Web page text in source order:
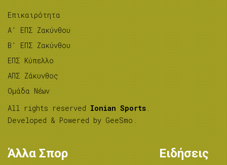
Επικαιρότητα
A’ ΕΠΣ Ζακύνθου
B’ ΕΠΣ Ζακύνθου
ΕΠΣ Κύπελλο
ΑΠΣ Ζάκυνθος
Ομάδα Νέων
All rights reserved Ionian Sports .
Developed & Powered by GeeSmo .
Άλλα Σπορ Ειδήσεις